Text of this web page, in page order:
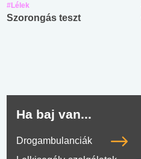
#Lélek
Szorongás teszt
Ha baj van...
Drogambulanciák